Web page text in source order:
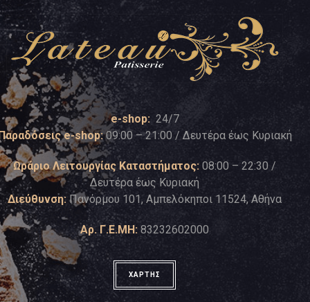
e-shop: 24/7
e-shop:09:00 – 21:00 / Δευτέρα έως Κυριακή
Ωράριο Λειτουργίας Καταστήματος: 08:00 – 22:30 /
Δευτέρα έως Κυριακή
Διεύθυνση: Πανόρμου 101, Αμπελόκηποι 11524, Αθήνα
Αρ. Γ.Ε.ΜΗ: 83232602000
ΧΑΡΤΗΣ